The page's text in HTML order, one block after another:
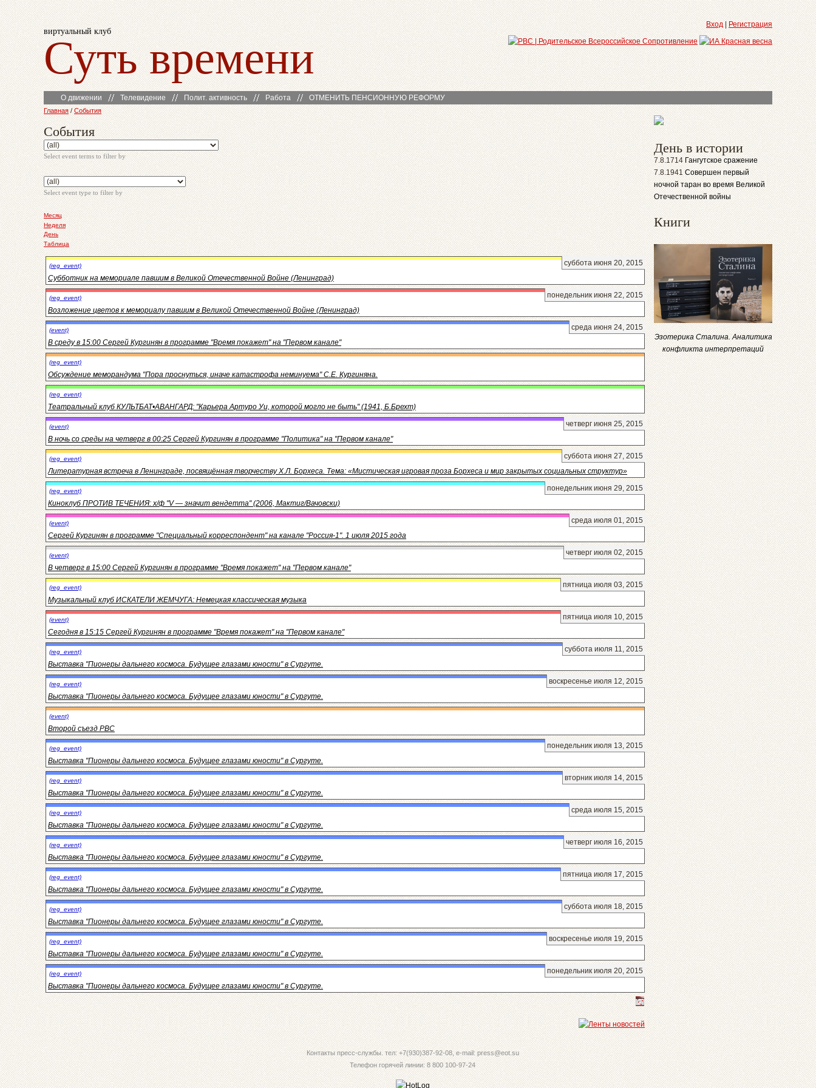
виртуальный клуб
Суть времени
Вход Регистрация
О движении Телевидение Полит. активность Работа ОТМЕНИТЬ ПЕНСИОННУЮ РЕФОРМУ
Главная / События
События
Select event terms to filter by
Select event type to filter by
Месяц
Неделя
День
Таблица
суббота июня 20, 2015
(reg_event)
Субботник на мемориале павшим в Великой Отечественной Войне (Ленинград)
понедельник июня 22, 2015
(reg_event)
Возложение цветов к мемориалу павшим в Великой Отечественной Войне (Ленинград)
среда июня 24, 2015
(event)
В среду в 15:00 Сергей Кургинян в программе "Время покажет" на "Первом канале"
(reg_event)
Обсуждение меморандума "Пора проснуться, иначе катастрофа неминуема" С.Е. Кургиняна.
(reg_event)
Театральный клуб КУЛЬТБАТ•АВАНГАРД: "Карьера Артуро Уи, которой могло не быть" (1941, Б.Брехт)
четверг июня 25, 2015
(event)
В ночь со среды на четверг в 00:25 Сергей Кургинян в программе "Политика" на "Первом канале"
суббота июня 27, 2015
(reg_event)
Литературная встреча в Ленинграде, посвящённая творчеству Х.Л. Борхеса. Тема: «Мистическая игровая проза Борхеса и мир закрытых социальных структур»
понедельник июня 29, 2015
(reg_event)
Киноклуб ПРОТИВ ТЕЧЕНИЯ: х/ф "V — значит вендетта" (2006, Мактиг/Вачовски)
среда июля 01, 2015
(event)
Сергей Кургинян в программе "Специальный корреспондент" на канале "Россия-1". 1 июля 2015 года
четверг июля 02, 2015
(event)
В четверг в 15:00 Сергей Кургинян в программе "Время покажет" на "Первом канале"
пятница июля 03, 2015
(reg_event)
Музыкальный клуб ИСКАТЕЛИ ЖЕМЧУГА: Немецкая классическая музыка
пятница июля 10, 2015
(event)
Сегодня в 15:15 Сергей Кургинян в программе "Время покажет" на "Первом канале"
суббота июля 11, 2015
(reg_event)
Выставка "Пионеры дальнего космоса. Будущее глазами юности" в Сургуте.
воскресенье июля 12, 2015
(reg_event)
Выставка "Пионеры дальнего космоса. Будущее глазами юности" в Сургуте.
(event)
Второй съезд РВС
понедельник июля 13, 2015
(reg_event)
Выставка "Пионеры дальнего космоса. Будущее глазами юности" в Сургуте.
вторник июля 14, 2015
(reg_event)
Выставка "Пионеры дальнего космоса. Будущее глазами юности" в Сургуте.
среда июля 15, 2015
(reg_event)
Выставка "Пионеры дальнего космоса. Будущее глазами юности" в Сургуте.
четверг июля 16, 2015
(reg_event)
Выставка "Пионеры дальнего космоса. Будущее глазами юности" в Сургуте.
пятница июля 17, 2015
(reg_event)
Выставка "Пионеры дальнего космоса. Будущее глазами юности" в Сургуте.
суббота июля 18, 2015
(reg_event)
Выставка "Пионеры дальнего космоса. Будущее глазами юности" в Сургуте.
воскресенье июля 19, 2015
(reg_event)
Выставка "Пионеры дальнего космоса. Будущее глазами юности" в Сургуте.
понедельник июля 20, 2015
(reg_event)
Выставка "Пионеры дальнего космоса. Будущее глазами юности" в Сургуте.
Контакты пресс-службы. тел: +7(930)387-92-08, e-mail: press@eot.su
Телефон горячей линии: 8 800 100-97-24
День в истории
7.8.1714 Гангутское сражение
7.8.1941 Совершен первый
ночной таран во время Великой
Отечественной войны
Книги
Эзотерика Сталина. Аналитика
конфликта интерпретаций